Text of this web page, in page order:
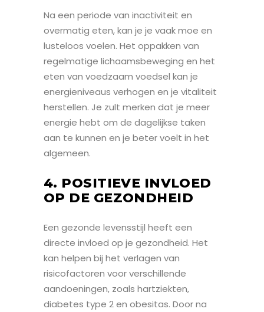
Na een periode van inactiviteit en
overmatig eten, kan je je vaak moe en
lusteloos voelen. Het oppakken van
regelmatige lichaamsbeweging en het
eten van voedzaam voedsel kan je
energieniveaus verhogen en je vitaliteit
herstellen. Je zult merken dat je meer
energie hebt om de dagelijkse taken
aan te kunnen en je beter voelt in het
algemeen.
4. POSITIEVE INVLOED
OP DE GEZONDHEID
Een gezonde levensstijl heeft een
directe invloed op je gezondheid. Het
kan helpen bij het verlagen van
risicofactoren voor verschillende
aandoeningen, zoals hartziekten,
diabetes type 2 en obesitas. Door na